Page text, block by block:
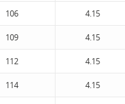
106 4.15
109 4.15
112 4.15
114 4.15